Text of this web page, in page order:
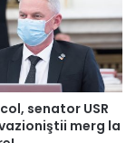
senator USR
merg la